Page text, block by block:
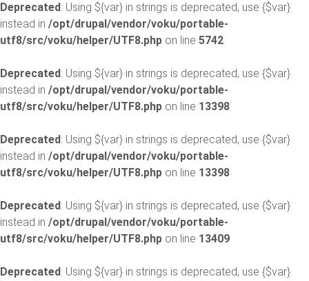
Deprecated: Using ${var} in strings is deprecated, use {$var}
instead in /opt/drupal/vendor/voku/portable-
utf8/src/voku/helper/UTF8.php on line 5742
Deprecated: Using ${var} in strings is deprecated, use {$var}
instead in /opt/drupal/vendor/voku/portable-
utf8/src/voku/helper/UTF8.php on line 13398
Deprecated: Using ${var} in strings is deprecated, use {$var}
instead in /opt/drupal/vendor/voku/portable-
utf8/src/voku/helper/UTF8.php on line 13398
Deprecated: Using ${var} in strings is deprecated, use {$var}
instead in /opt/drupal/vendor/voku/portable-
utf8/src/voku/helper/UTF8.php on line 13409
Deprecated: Using ${var} in strings is deprecated, use {$var}